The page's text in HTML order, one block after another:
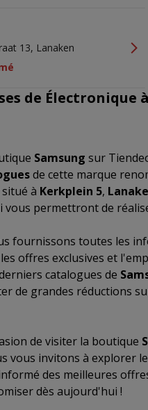
13, Lanaken
de Électronique
Samsung sur
de cette marque
à Kerkplein 5,
vous permettront de
fournissons toutes les
offres exclusives et
catalogues de
de grandes réductions
de visiter la boutique
vous invitons à explorer
des meilleures
dès aujourd'hui !